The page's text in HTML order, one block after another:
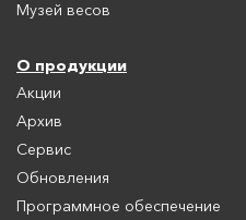
Музей весов
О продукции
Акции
Архив
Сервис
Обновления
Программное обеспечение